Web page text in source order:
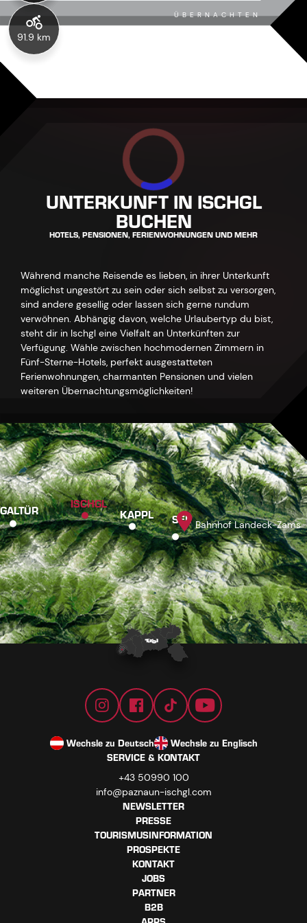
91.9 km
ÜBERNACHTEN
UNTERKUNFT IN ISCHGL
BUCHEN
HOTELS, PENSIONEN, FERIENWOHNUNGEN UND MEHR
Während manche Reisende es lieben, in ihrer Unterkunft
möglichst ungestört zu sein oder sich selbst zu versorgen,
sind andere gesellig oder lassen sich gerne rundum
verwöhnen. Abhängig davon, welche Urlaubertyp du bist,
steht dir in Ischgl eine Vielfalt an Unterkünften zur
Verfügung. Wähle zwischen hochmodernen Zimmern in
Fünf-Sterne-Hotels, perfekt ausgestatteten
Ferienwohnungen, charmanten Pensionen und vielen
weiteren Übernachtungsmöglichkeiten!
GALTÜR ISCHGL
KAPPL SEE Bahnhof Landeck-Zams
Wechsle zu Deutsch
Wechsle zu Englisch
SERVICE & KONTAKT
+43 50990 100
info@paznaun-ischgl.com
NEWSLETTER
PRESSE
TOURISMUSINFORMATION
PROSPEKTE
KONTAKT
JOBS
PARTNER
B2B